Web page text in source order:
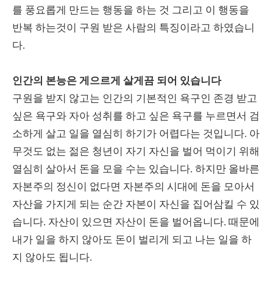
를 풍요롭게 만드는 행동을 하는 것 그리고 이 행동을
반복 하는것이 구원 받은 사람의 특징이라고 하였습니
다.
인간의 본능은 게으르게 살게끔 되어 있습니다
구원을 받지 않고는 인간의 기본적인 욕구인 존경 받고
싶은 욕구와 자아 성취를 하고 싶은 욕구를 누르면서 검
소하게 살고 일을 열심히 하기가 어렵다는 것입니다. 아
무것도 없는 젊은 청년이 자기 자신을 벌어 먹이기 위해
열심히 살아서 돈을 모을 수는 있습니다. 하지만 올바른
자본주의 정신이 없다면 자본주의 시대에 돈을 모아서
자산을 가지게 되는 순간 자본이 자신을 집어삼킬 수 있
습니다. 자산이 있으면 자산이 돈을 벌어옵니다. 때문에
내가 일을 하지 않아도 돈이 벌리게 되고 나는 일을 하
지 않아도 됩니다.